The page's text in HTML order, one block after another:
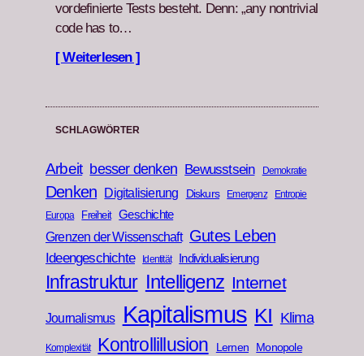
vordefinierte Tests beste­ht. Denn: „any non­triv­ial
code has to…
[ Weiterlesen ]
SCHLAGWÖRTER
Arbeit besser denken Bewusstsein Demokratie
Denken Digitalisierung Diskurs Emergenz
Entropie
Europa
Freiheit Geschichte
Grenzen der Wissenschaft Gutes Leben
Ideengeschichte Identität Individualisierung
Infrastruktur Intelligenz Internet
Journalismus Kapitalismus KI Klima
Komplexität Kontrollillusion Lernen Monopole